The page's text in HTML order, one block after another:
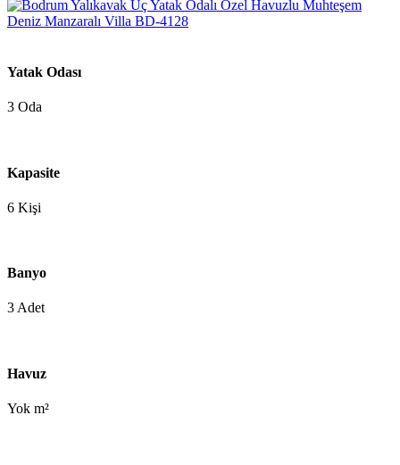
Yatak Odası
3 Oda
Kapasite
6 Kişi
Banyo
3 Adet
Havuz
Yok m²